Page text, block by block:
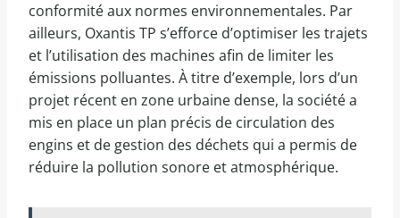
conformité aux normes environnementales. Par
ailleurs, Oxantis TP s’efforce d’optimiser les trajets
et l’utilisation des machines afin de limiter les
émissions polluantes. À titre d’exemple, lors d’un
projet récent en zone urbaine dense, la société a
mis en place un plan précis de circulation des
engins et de gestion des déchets qui a permis de
réduire la pollution sonore et atmosphérique.